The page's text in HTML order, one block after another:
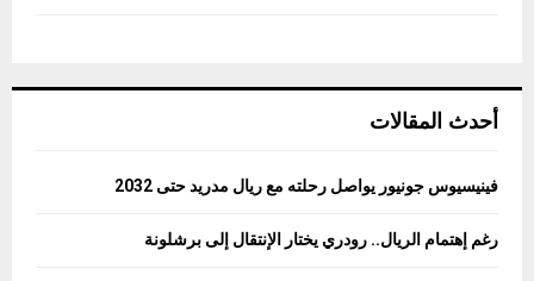
أحدث المقالات
فينيسيوس جونيور يواصل رحلته مع ريال مدريد حتى 2032
رغم إهتمام الريال.. رودري يختار الإنتقال إلى برشلونة